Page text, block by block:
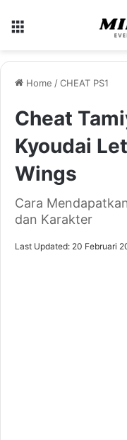
Home /CHEAT PS1
Cheat
Kyoudai
Wings
Cara
dan Karakter
Last Updated: 20 Februari